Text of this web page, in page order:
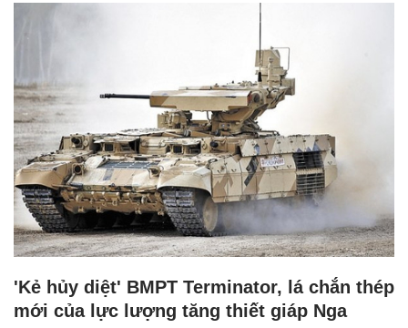
'Kẻ hủy diệt' BMPT Terminator, lá chắn thép
mới của lực lượng tăng thiết giáp Nga